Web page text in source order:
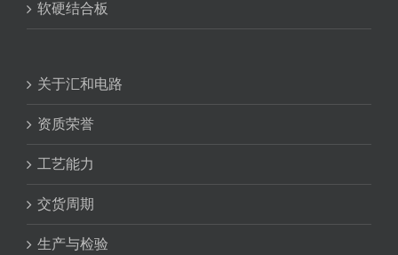
软硬结合板
关于汇和电路
资质荣誉
工艺能力
交货周期
生产与检验